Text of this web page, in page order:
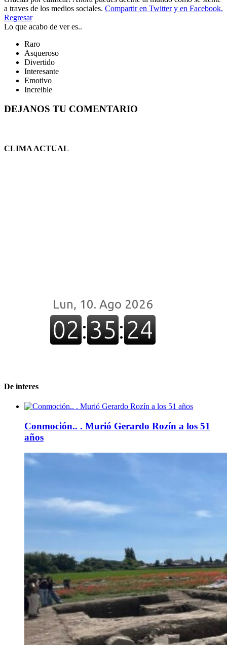
a traves de los medios sociales. Compartir en Twitter y en Facebook.
Regresar
Lo que acabo de ver es..
Raro
Asqueroso
Divertido
Interesante
Emotivo
Increible
DEJANOS TU COMENTARIO
CLIMA ACTUAL
De interes
Conmoción.. . Murió Gerardo Rozín a los 51
años